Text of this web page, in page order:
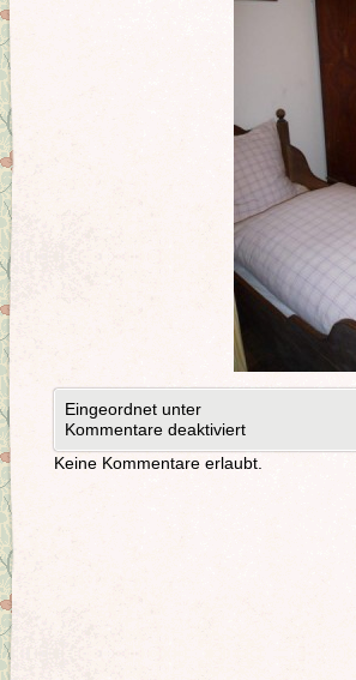
Eingeordnet unter
Kommentare deaktiviert
Keine Kommentare erlaubt.